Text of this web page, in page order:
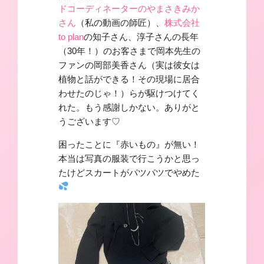
ドコーディネーターのやまさきみか
さん （私の動画の師匠）、株式会社
to planの知子さん、淳子さんの長年
（30年！）のお客さまで岡本先生の
ファンの岡部美香さん（実は彼女は
植物と話ができる！その現場に居合
わせたのじゃ！）らが駆けつけてく
れた。もう感謝しかない。ありがと
うございます♡
困ったことに『赤いもの』が無い！
本当は写真の服装で行こうかと思っ
たけどスカートがパツパツでやめた